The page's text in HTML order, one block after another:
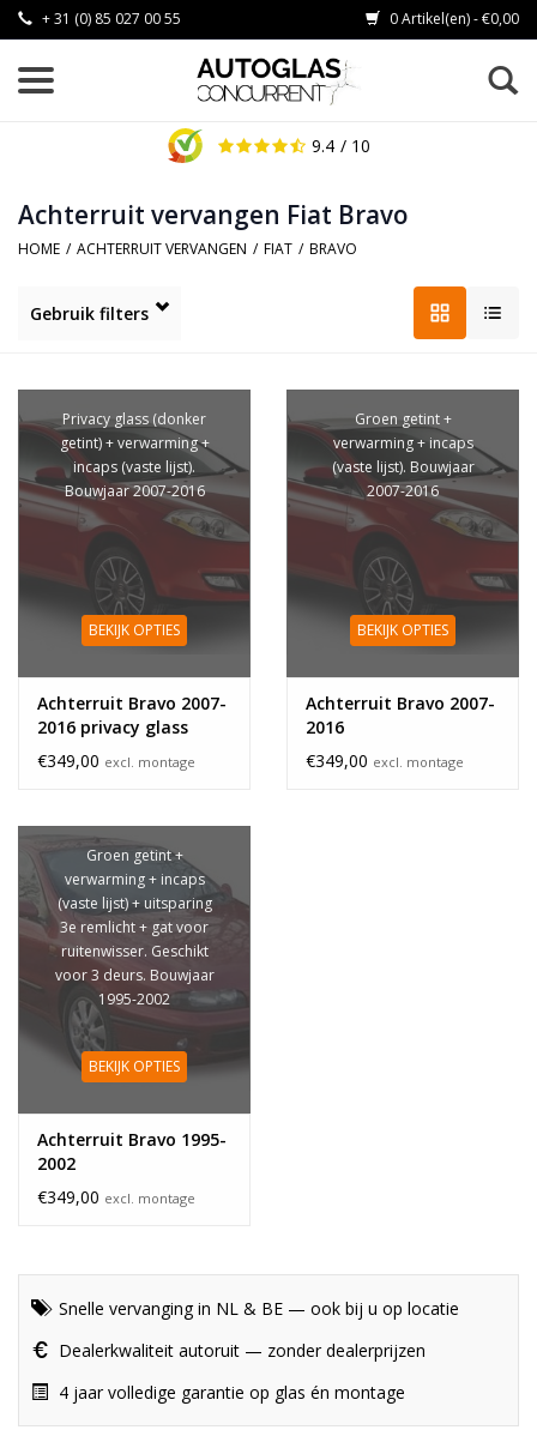
+ 31 (0) 85 027 00 55 0 Artikel(en) - €0,00
9.4 / 10
Achterruit vervangen Fiat Bravo
HOME / ACHTERRUIT VERVANGEN / FIAT / BRAVO
Gebruik filters
Privacy glass (donker
getint) + verwarming +
incaps (vaste lijst).
Bouwjaar 2007-2016
BEKIJK OPTIES
Achterruit Bravo 2007-
2016 privacy glass
€349,00 excl. montage
Groen getint +
verwarming + incaps
(vaste lijst). Bouwjaar
2007-2016
BEKIJK OPTIES
Achterruit Bravo 2007-
2016
€349,00 excl. montage
Groen getint +
verwarming + incaps
(vaste lijst) + uitsparing
3e remlicht + gat voor
ruitenwisser. Geschikt
voor 3 deurs. Bouwjaar
1995-2002
BEKIJK OPTIES
Achterruit Bravo 1995-
2002
€349,00 excl. montage
Snelle vervanging in NL & BE — ook bij u op locatie
Dealerkwaliteit autoruit — zonder dealerprijzen
4 jaar volledige garantie op glas én montage